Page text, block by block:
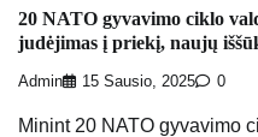
20 NATO gyvavimo ciklo
judėjimas į priekį, naujų
Admin 15 Sausio, 2025 0
Minint 20 NATO gyvavimo